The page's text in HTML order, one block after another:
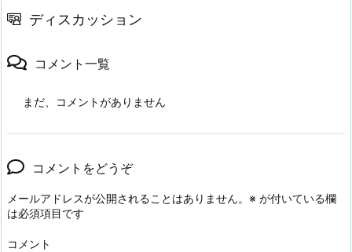
ディスカッション
コメント一覧
まだ、コメントがありません
コメントをどうぞ
メールアドレスが公開されることはありません。 ※ が付いている欄
は必須項目です
コメント